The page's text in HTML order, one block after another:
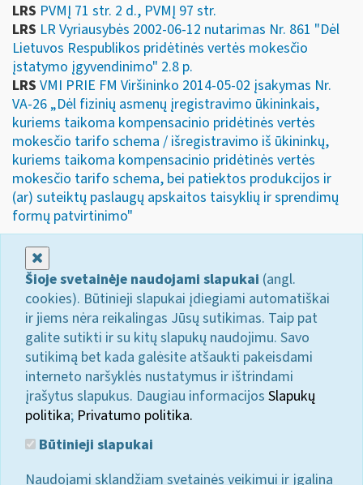
LRS PVMĮ 71 str. 2 d., PVMĮ 97 str.
LRS LR Vyriausybės 2002-06-12 nutarimas Nr. 861 "Dėl
Lietuvos Respublikos pridėtinės vertės mokesčio
įstatymo įgyvendinimo" 2.8 p.
LRS VMI PRIE FM Viršininko 2014-05-02 įsakymas Nr.
VA-26 „Dėl fizinių asmenų įregistravimo ūkininkais,
kuriems taikoma kompensacinio pridėtinės vertės
mokesčio tarifo schema / išregistravimo iš ūkininkų,
kuriems taikoma kompensacinio pridėtinės vertės
mokesčio tarifo schema, bei patiektos produkcijos ir
(ar) suteiktų paslaugų apskaitos taisyklių ir sprendimų
formų patvirtinimo"
Šioje svetainėje naudojami slapukai (angl.
cookies). Būtinieji slapukai įdiegiami automatiškai
ir jiems nėra reikalingas Jūsų sutikimas. Taip pat
galite sutikti ir su kitų slapukų naudojimu. Savo
sutikimą bet kada galėsite atšaukti pakeisdami
interneto naršyklės nustatymus ir ištrindami
įrašytus slapukus. Daugiau informacijos Slapukų
politika; Privatumo politika.
Būtinieji slapukai
Naudojami sklandžiam svetainės veikimui ir įgalina